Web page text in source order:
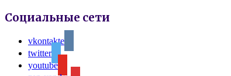
Социальные сети
vkontakte
twitter
youtube